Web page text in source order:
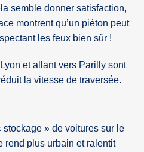
semble donner satisfaction,
montrent qu’un piéton peut
les feux bien sûr !
et allant vers Parilly sont
la vitesse de traversée.
» de voitures sur le
rend plus urbain et ralentit